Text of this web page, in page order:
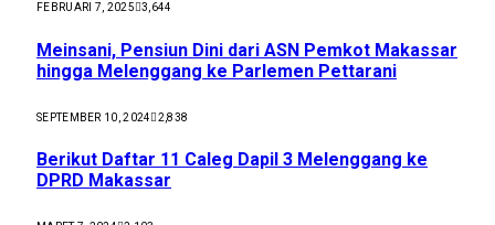
FEBRUARI 7, 2025 3,644
Meinsani, Pensiun Dini dari ASN Pemkot Makassar
hingga Melenggang ke Parlemen Pettarani
SEPTEMBER 10, 2024 2,838
Berikut Daftar 11 Caleg Dapil 3 Melenggang ke
DPRD Makassar